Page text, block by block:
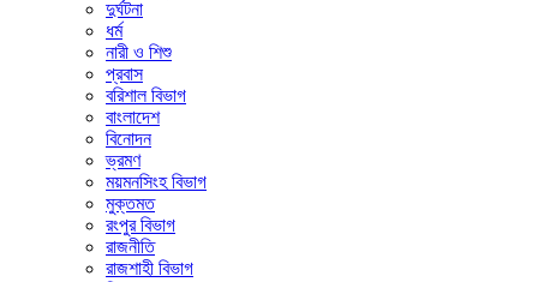
দুর্ঘটনা
ধর্ম
নারী ও শিশু
প্রবাস
বরিশাল বিভাগ
বাংলাদেশ
বিনোদন
ভ্রমণ
ময়মনসিংহ বিভাগ
মুক্তমত
রংপুর বিভাগ
রাজনীতি
রাজশাহী বিভাগ